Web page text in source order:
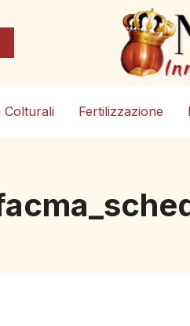
Colturali Fertilizzazione